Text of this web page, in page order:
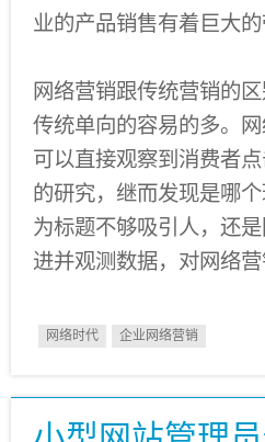
业的产品销售有着巨大的
网络营销跟传统营销的
传统单向的容易的多。
可以直接观察到消费者
的研究，继而发现是哪
为标题不够吸引人，还
进并观测数据，对网络
网络时代 企业网络营销